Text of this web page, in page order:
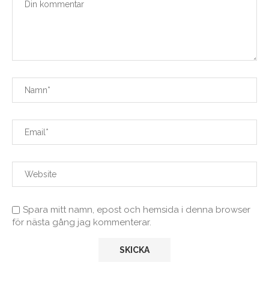
Spara mitt namn, epost och hemsida i denna browser
för nästa gång jag kommenterar.